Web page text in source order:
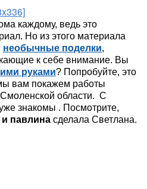
каждому, ведь это
Но из этого материала
необычные поделки,
к себе внимание. Вы
руками? Попробуйте, это
вам покажем работы
области. С
знакомы . Посмотрите,
павлина сделала Светлана.